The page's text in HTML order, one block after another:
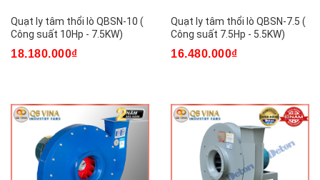
Quạt ly tâm thổi lò QBSN-10 (
Công suất 10Hp - 7.5KW)
18.180.000₫
Quạt ly tâm thổi lò QBSN-7.5 (
Công suất 7.5Hp - 5.5KW)
16.480.000₫